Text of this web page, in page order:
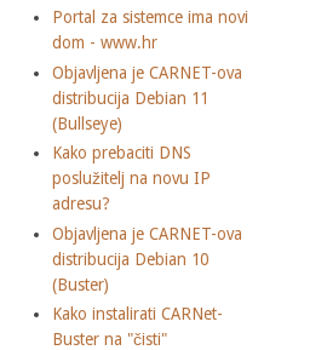
Portal za sistemce ima novi
dom - www.hr
Objavljena je CARNET-ova
distribucija Debian 11
(Bullseye)
Kako prebaciti DNS
poslužitelj na novu IP
adresu?
Objavljena je CARNET-ova
distribucija Debian 10
(Buster)
Kako instalirati CARNet-
Buster na "čisti"